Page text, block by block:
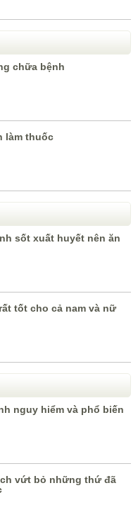
chữa bệnh
làm thuốc
sốt xuất huyết nên ăn
tốt cho cả nam và nữ
nguy hiểm và phổ biến
vứt bỏ những thứ đã